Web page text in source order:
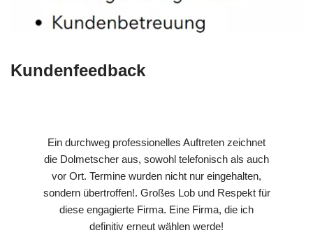
Kundenfeedback
Ein durchweg professionelles Auftreten zeichnet
die Dolmetscher aus, sowohl telefonisch als auch
vor Ort. Termine wurden nicht nur eingehalten,
sondern übertroffen!. Großes Lob und Respekt für
diese engagierte Firma. Eine Firma, die ich
definitiv erneut wählen werde!